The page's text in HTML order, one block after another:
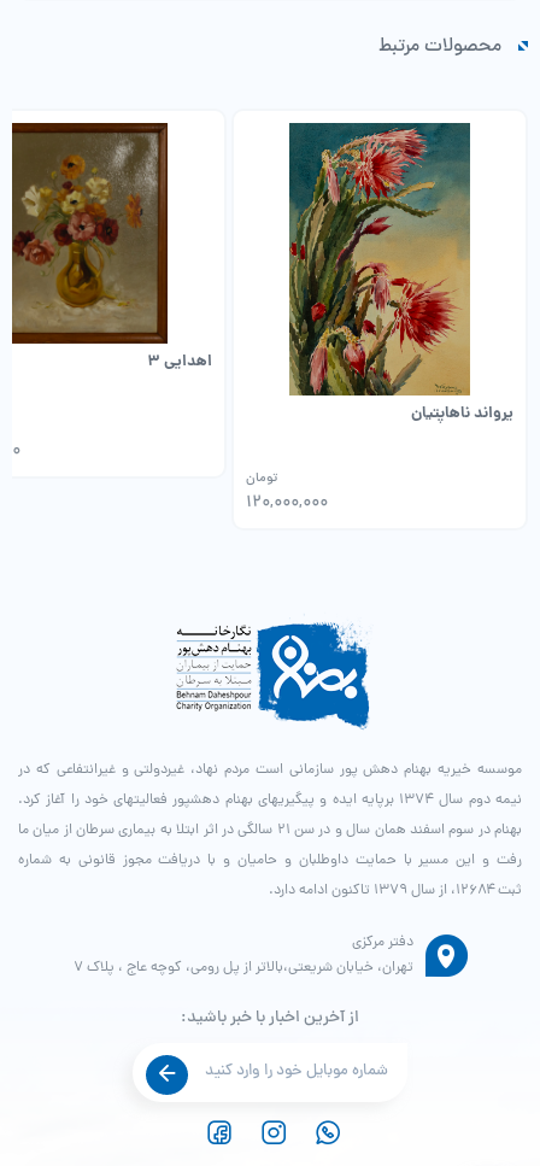
محصولات مرتبط
یرواند ناهاپتیان
120,000,000
تومان
اهدایی 3
موسسه خیریه بهنام دهش پور سازمانی است مردم نهاد، غیردولتی و غیرانتفاعی که در
نیمه دوم سال ۱۳۷۴ برپایه ایده و پیگیری­های بهنام دهش­پور فعالیت­های خود را آغاز کرد.
بهنام در سوم اسفند همان سال و در سن ۲۱ سالگی در اثر ابتلا به بیماری سرطان از میان ما
رفت و این مسیر با حمایت داوطلبان و حامیان و با دریافت مجوز قانونی به شماره
ثبت ۱۲۶۸۴، از سال ۱۳۷۹ تاکنون ادامه دارد.
دفتر مرکزی
تهران، خیابان شریعتی،بالاتر از پل رومی، کوچه عاج ، پلاک ۷
از آخرین اخبار با خبر باشید: